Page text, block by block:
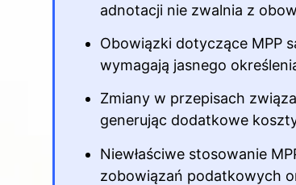
adnotacji nie zwalnia z
Obowiązki dotyczące MPP
wymagają jasnego
Zmiany w przepisach
generując dodatkowe
Niewłaściwe stosowanie
zobowiązań podatkowych